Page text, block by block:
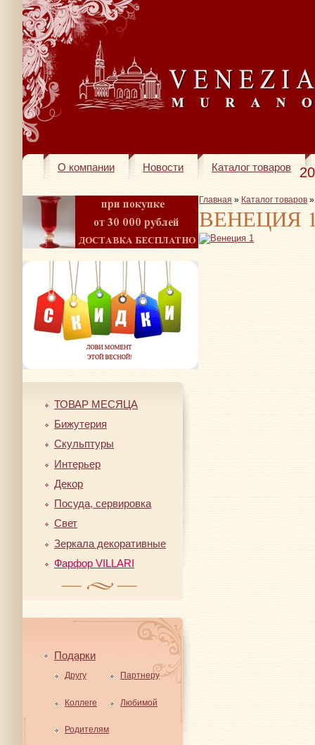
О компании Новости Каталог товаров
ТОВАР МЕСЯЦА
Бижутерия
Скульптуры
Интерьер
Декор
Посуда, сервировка
Свет
Зеркала декоративные
Фарфор VILLARI
Подарки
Другу Партнеру
Коллеге Любимой
Родителям
Главная » Каталог товаров
ВЕНЕЦИЯ